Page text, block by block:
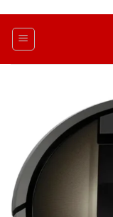
indhold